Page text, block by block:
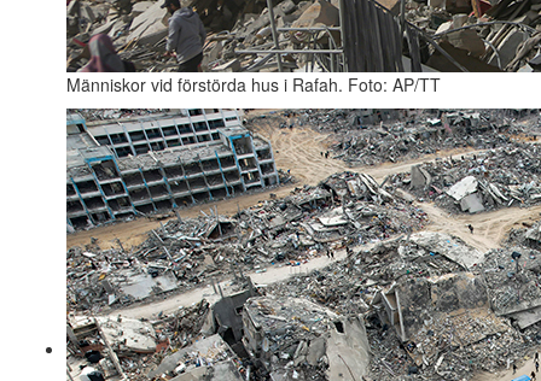
Människor vid förstörda hus i Rafah. Foto: AP/TT